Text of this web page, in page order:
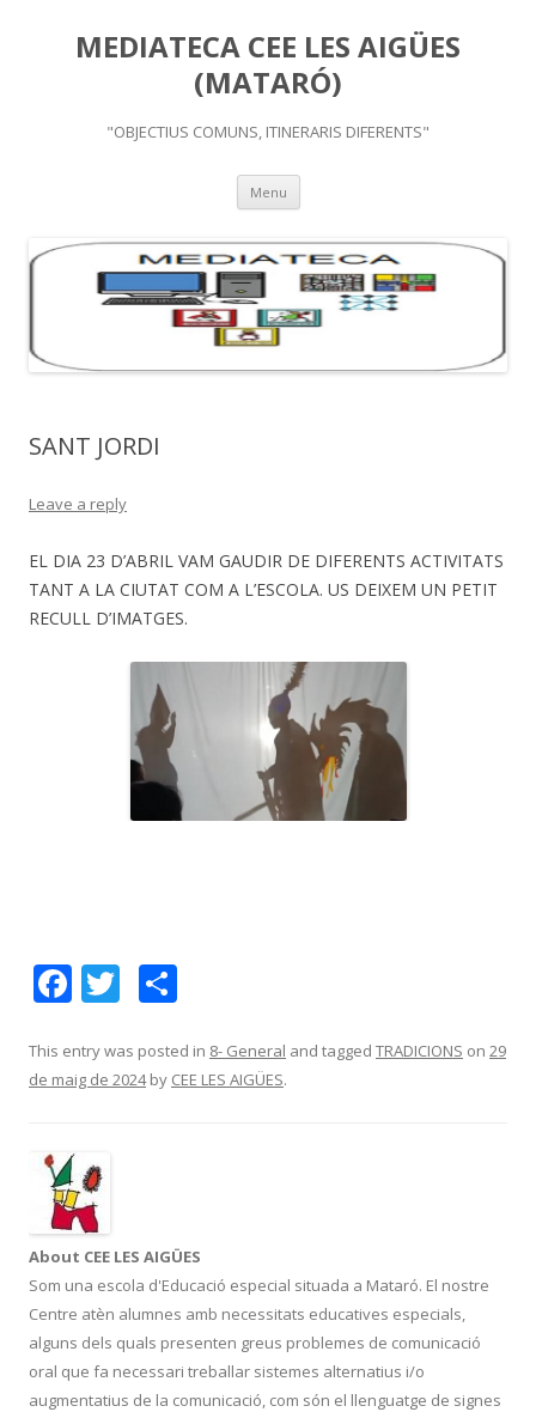
MEDIATECA CEE LES AIGÜES
(MATARÓ)
"OBJECTIUS COMUNS, ITINERARIS DIFERENTS"
Menu Skip
content
SANT JORDI
Leave a reply
EL DIA 23 D’ABRIL VAM GAUDIR DE DIFERENTS ACTIVITATS
TANT A LA CIUTAT COM A L’ESCOLA. US DEIXEM UN PETIT
RECULL D’IMATGES.
MOLT MÉS QUE LLEGIR
MOLTE MÉS QUE LLEGIR 1
LECTURA A ARGENTONA
REPRESENTACIÓ 1
F
e
b
o
k
T
itt
er
m
p
This entry was posted in 8- General and tagged TRADICIONS on 29
de maig de 2024by CEE LES AIGÜES.
About CEE LES AIGÜES
Som una escola d'Educació especial situada a Mataró. El nostre
Centre atèn alumnes amb necessitats educatives especials,
alguns dels quals presenten greus problemes de comunicació
oral que fa necessari treballar sistemes alternatius i/o
augmentatius de la comunicació, com són el llenguatge de signes